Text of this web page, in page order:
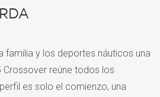
familia y los deportes náuticos una
Crossover reúne todos los
es solo el comienzo, una